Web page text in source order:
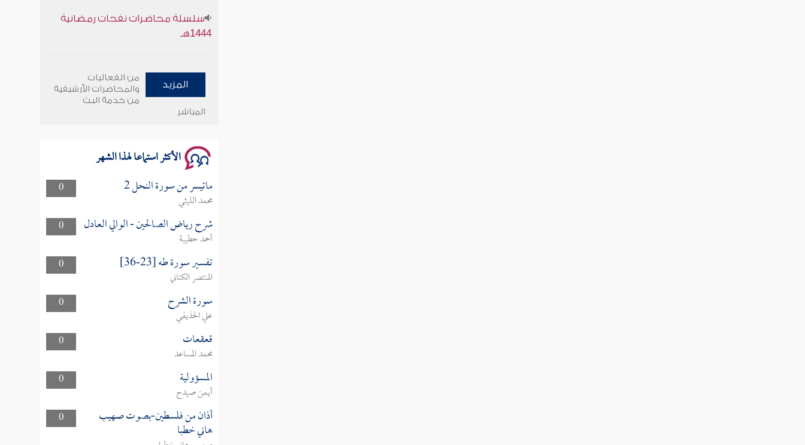
1444هـ
وأمنهم من خوف 9
سلسلة محاضرات نفحات رمضانية
المزيد
من الفعاليات
والمحاضرات الأرشيفية
من خدمة البث
المباشر
الأكثر استماعا لهذا الشهر
0 ماتيسر من سورة النحل 2
محمد الليثي
0
شرح رياض الصالحين - الوالي العادل
أحمد حطيبة
0
تفسير سورة طه [23-36]
المنتصر الكتاني
0
سورة الشرح
علي الحذيفي
0
قعقعات
محمد المساعد
0
المسؤولية
أيمن صيدح
0
أذان من فلسطين-بصوت صهيب
هاني خطبا